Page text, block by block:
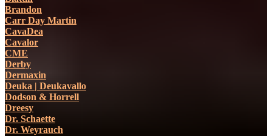
Brandon
Carr Day Martin
CavaDea
Cavalor
CME
Derby
Dermaxin
Deuka | Deukavallo
Dodson & Horrell
Dreesy
Dr. Schaette
Dr. Weyrauch